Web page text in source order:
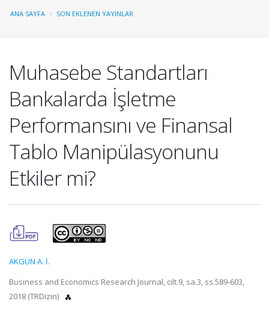
ANA SAYFA SON EKLENEN YAYINLAR
Muhasebe Standartları
Bankalarda İşletme
Performansını ve Finansal
Tablo Manipülasyonunu
Etkiler mi?
AKGÜN A. İ.
Business and Economics Research Journal, cilt.9, sa.3, ss.589-603,
2018 (TRDizin)